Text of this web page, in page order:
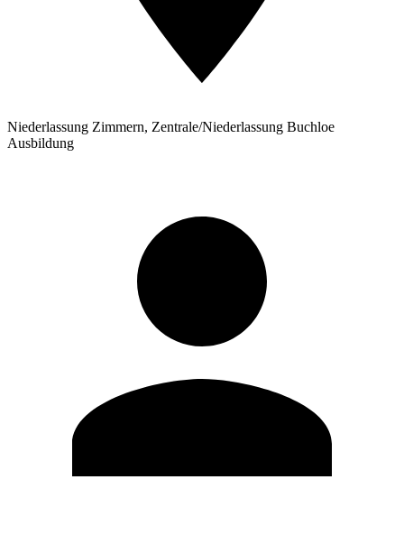
Niederlassung Zimmern, Zentrale/Niederlassung Buchloe
Ausbildung